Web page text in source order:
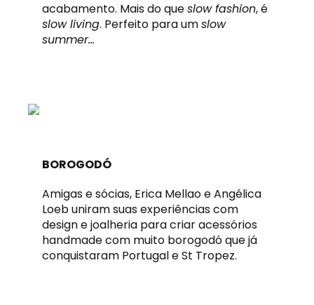
acabamento. Mais do queslow fashion, é
slow living. Perfeito para umslow
summer…
BOROGODÓ
Amigas e sócias, Erica Mellao e Angélica
Loeb uniram suas experiências com
design e joalheria para criar acessórios
handmade com muito borogodó que já
conquistaram Portugal e St Tropez.